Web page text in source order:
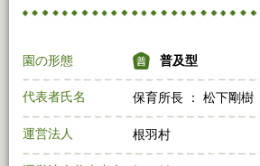
園の形態 普及型
代表者氏名 保育所長 ： 松下剛樹
運営法人 根羽村